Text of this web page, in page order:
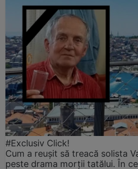
#Exclusiv Click!
Cum a reușit să treacă solista
peste drama morții tatălui. În